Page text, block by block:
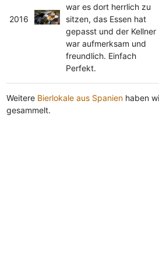
2016
war es dort herrlich zu
sitzen, das Essen hat
gepasst und der Kellner
war aufmerksam und
freundlich. Einfach
Perfekt.
Weitere Bierlokale aus Spanienhaben
gesammelt.